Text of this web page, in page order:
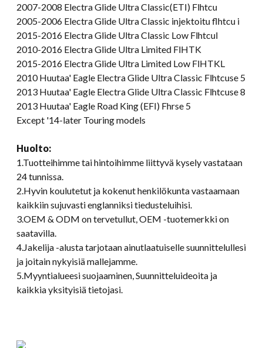
2007-2008 Electra Glide Ultra Classic(ETI) Flhtcu
2005-2006 Electra Glide Ultra Classic injektoitu flhtcu i
2015-2016 Electra Glide Ultra Classic Low Flhtcul
2010-2016 Electra Glide Ultra Limited FlHTK
2015-2016 Electra Glide Ultra Limited Low FlHTKL
2010 Huutaa' Eagle Electra Glide Ultra Classic Flhtcuse 5
2013 Huutaa' Eagle Electra Glide Ultra Classic Flhtcuse 8
2013 Huutaa' Eagle Road King (EFI) Fhrse 5
Except '14-later Touring models
Huolto:
1.Tuotteihimme tai hintoihimme liittyvä kysely vastataan
24 tunnissa.
2.Hyvin koulutetut ja kokenut henkilökunta vastaamaan
kaikkiin sujuvasti englanniksi tiedusteluihisi.
3.OEM & ODM on tervetullut, OEM -tuotemerkki on
saatavilla.
4.Jakelija -alusta tarjotaan ainutlaatuiselle suunnittelullesi
ja joitain nykyisiä mallejamme.
5.Myyntialueesi suojaaminen, Suunnitteluideoita ja
kaikkia yksityisiä tietojasi.